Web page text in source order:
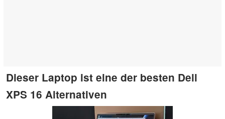
Dieser Laptop ist eine der besten Dell
XPS 16 Alternativen